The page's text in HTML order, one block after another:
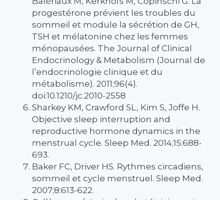
progestérone prévient les troubles du
sommeil et module la sécrétion de GH,
TSH et mélatonine chez les femmes
ménopausées. The Journal of Clinical
Endocrinology & Metabolism (Journal de
l’endocrinologie clinique et du
métabolisme). 2011;96(4).
doi:10.1210/jc.2010-2558
Sharkey KM, Crawford SL, Kim S, Joffe H.
Objective sleep interruption and
reproductive hormone dynamics in the
menstrual cycle. Sleep Med. 2014;15:688-
693.
Baker FC, Driver HS. Rythmes circadiens,
sommeil et cycle menstruel. Sleep Med.
2007;8:613-622.